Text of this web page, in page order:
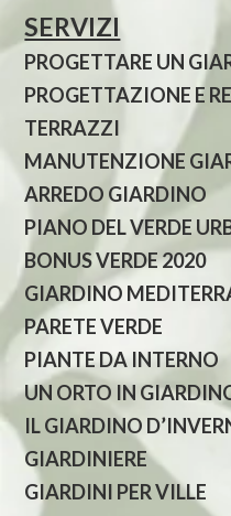
SERVIZI
PROGETTARE UN
PROGETTAZIONE E
TERRAZZI
MANUTENZIONE
ARREDO GIARDINO
PIANO DEL VERDE
BONUS VERDE 2020
GIARDINO
PARETE VERDE
PIANTE DA INTERNO
UN ORTO IN
IL GIARDINO
GIARDINIERE
GIARDINI PER VILLE